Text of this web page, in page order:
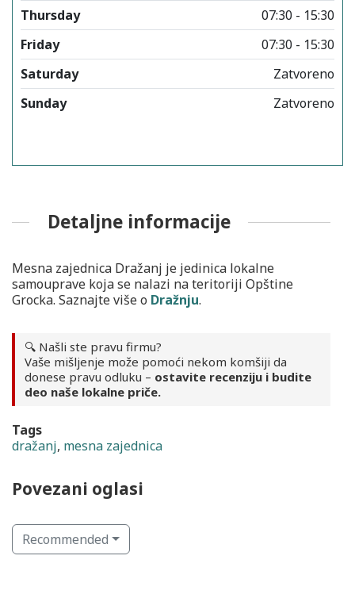
Thursday
07:30 - 15:30
Friday
07:30 - 15:30
Saturday
Zatvoreno
Sunday
Zatvoreno
Detaljne informacije
Mesna zajednica Dražanj je jedinica lokalne
samouprave koja se nalazi na teritoriji Opštine
Grocka. Saznajte više o Dražnju.
🔍 Našli ste pravu firmu?
Vaše mišljenje može pomoći nekom komšiji da
donese pravu odluku – ostavite recenziju i budite
deo naše lokalne priče.
Tags
dražanj, mesna zajednica
Povezani oglasi
Recommended